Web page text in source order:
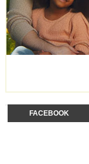
FACEBOOK